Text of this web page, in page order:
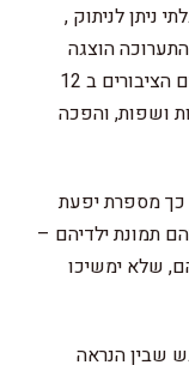
ניתן לניתוק ,
הוצגה
ביוזמת המועצה הציונית בישראל, במרחבים הציבורים ב 12
ושפות, והפכה
כך מספרת יפעת
תמונת ילדיהם –
שלא ימשיכו
שבין הנראה